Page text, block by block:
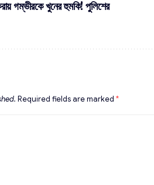
গম্ভীরকে খুনের হুমকি! পুলিশের
Required fields are marked *